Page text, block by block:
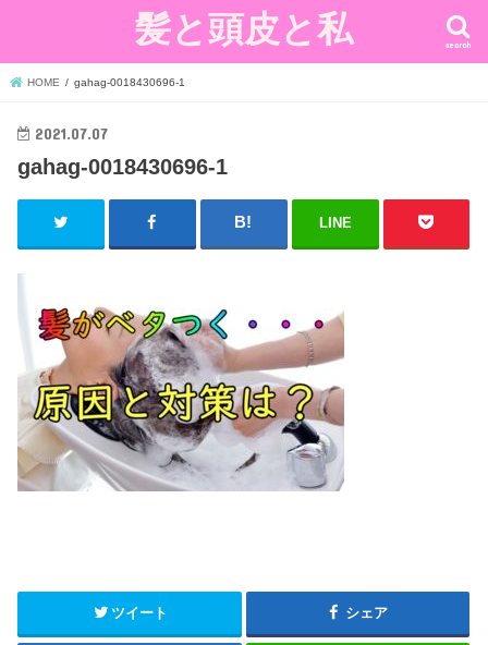
髪と頭皮と私 search
HOME gahag-0018430696-1
2021.07.07
gahag-0018430696-1
LINE
ツイート シェア